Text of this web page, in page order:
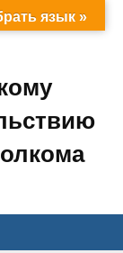
язык »